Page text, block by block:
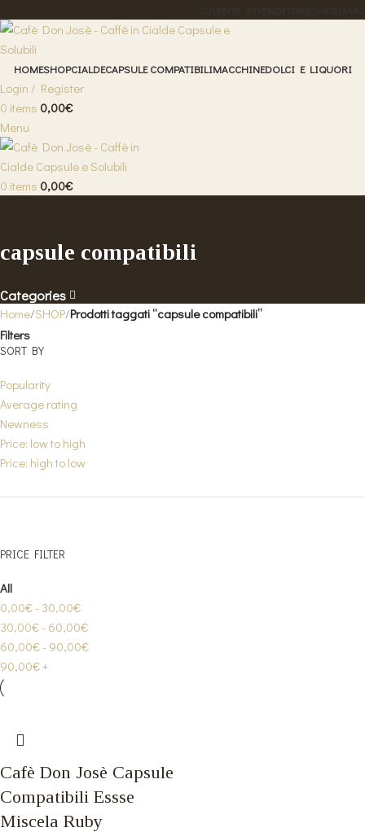
HOMESHOPCIALDECAPSULE COMPATIBILIMACCHINEDOLCI E LIQUORI
Login / Register
0 items 0,00€
Menu
0 items 0,00€
capsule compatibili
Categories
Home SHOP Prodotti taggati “capsule compatibili”
Filters
SORT BY
Popularity
Average rating
Newness
Price: low to high
Price: high to low
PRICE FILTER
All
0,00€ - 30,00€
30,00€ - 60,00€
60,00€ - 90,00€
90,00€+
Cafè Don Josè Capsule
Compatibili Essse
Miscela Ruby